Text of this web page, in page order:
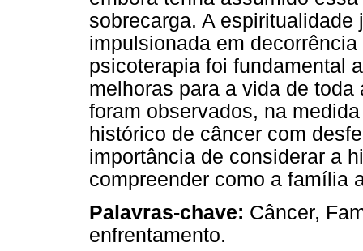
sobrecarga. A
impulsionada em
psicoterapia foi fundamental
melhoras para a vida de
foram observados, na
histórico de câncer com
importância de considerar a
compreender como a família
Palavras-chave: Câncer,
enfrentamento.